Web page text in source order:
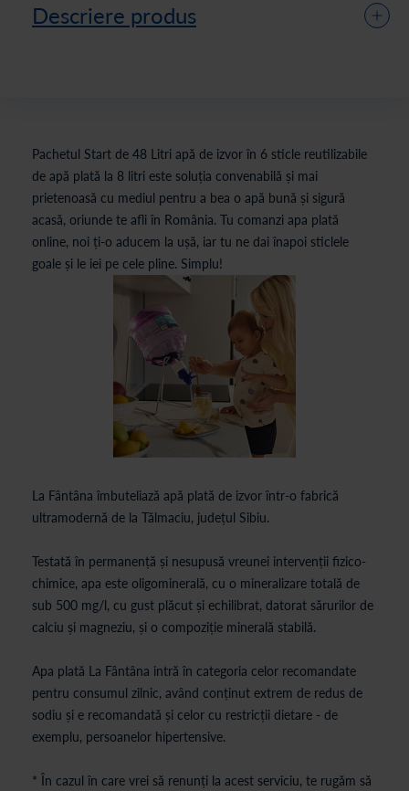
Descriere produs
Pachetul Start de 48 Litri apă de izvor în 6 sticle reutilizabile
de apă plată la 8 litri este soluția convenabilă și mai
prietenoasă cu mediul pentru a bea o apă bună și sigură
acasă, oriunde te afli în România. Tu comanzi apa plată
online, noi ți-o aducem la ușă, iar tu ne dai înapoi sticlele
goale și le iei pe cele pline. Simplu!
La Fântâna îmbuteliază apă plată de izvor într-o fabrică
ultramodernă de la Tălmaciu, județul Sibiu.
Testată în permanență și nesupusă vreunei intervenții fizico-
chimice, apa este oligominerală, cu o mineralizare totală de
sub 500 mg/l, cu gust plăcut și echilibrat, datorat sărurilor de
calciu și magneziu, și o compoziție minerală stabilă.
Apa plată La Fântâna intră în categoria celor recomandate
pentru consumul zilnic, având conținut extrem de redus de
sodiu și e recomandată și celor cu restricții dietare - de
exemplu, persoanelor hipertensive.
* În cazul în care vrei să renunți la acest serviciu, te rugăm să